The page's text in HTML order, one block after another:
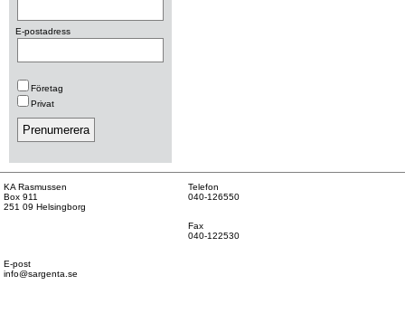
E-postadress
Företag
Privat
KA Rasmussen
Box 911
251 09 Helsingborg
Telefon
040-126550
Fax
040-122530
E-post
info@sargenta.se